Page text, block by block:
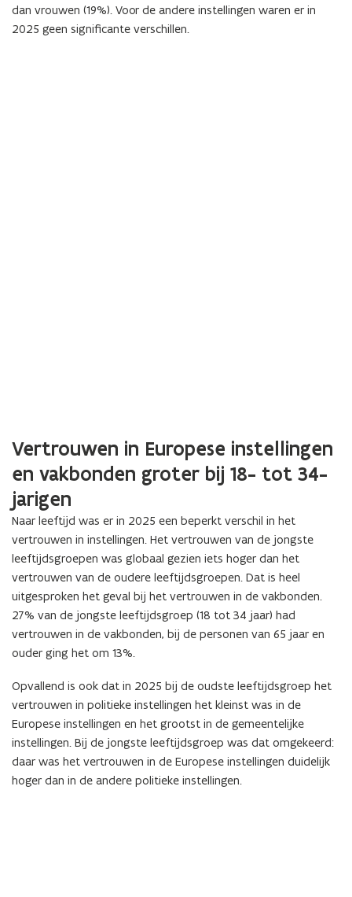
dan vrouwen (19%). Voor de andere instellingen waren er in
2025 geen significante verschillen.
Vertrouwen in Europese instellingen
en vakbonden groter bij 18- tot 34-
jarigen
Naar leeftijd was er in 2025 een beperkt verschil in het
vertrouwen in instellingen. Het vertrouwen van de jongste
leeftijdsgroepen was globaal gezien iets hoger dan het
vertrouwen van de oudere leeftijdsgroepen. Dat is heel
uitgesproken het geval bij het vertrouwen in de vakbonden.
27% van de jongste leeftijdsgroep (18 tot 34 jaar) had
vertrouwen in de vakbonden, bij de personen van 65 jaar en
ouder ging het om 13%.
Opvallend is ook dat in 2025 bij de oudste leeftijdsgroep het
vertrouwen in politieke instellingen het kleinst was in de
Europese instellingen en het grootst in de gemeentelijke
instellingen. Bij de jongste leeftijdsgroep was dat omgekeerd:
daar was het vertrouwen in de Europese instellingen duidelijk
hoger dan in de andere politieke instellingen.